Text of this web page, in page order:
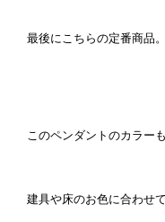
最後にこちらの定番商品。
このペンダントのカラー
建具や床のお色に合わせ